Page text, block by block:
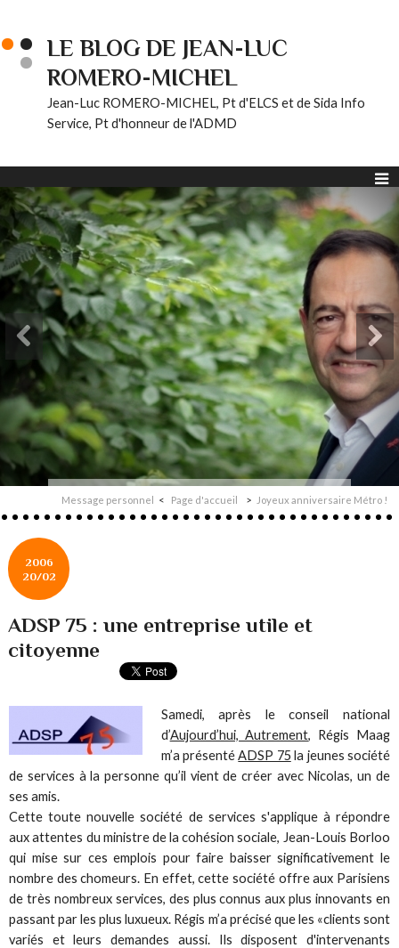
LE BLOG DE JEAN-LUC
ROMERO-MICHEL
Jean-Luc ROMERO-MICHEL, Pt d'ELCS et de Sida Info
Service, Pt d'honneur de l'ADMD
Message personnel Page d'accueil Joyeux anniversaire Métro !
2006
20/02
ADSP 75 : une entreprise utile et
citoyenne
Samedi, après le conseil national
d’Aujourd’hui, Autrement, Régis Maag
m’a présentéADSP 75la jeunes société
de services à la personne qu’il vient de créer avec Nicolas, un de
ses amis.
Cette toute nouvelle société de services s'applique à répondre
aux attentes du ministre de la cohésion sociale, Jean-Louis Borloo
qui mise sur ces emplois pour faire baisser significativement le
nombre des chomeurs. En effet, cette société offre aux Parisiens
de très nombreux services, des plus connus aux plus innovants en
passant par les plus luxueux. Régis m’a précisé que les «clients sont
variés et leurs demandes aussi. Ils disposent d'intervenants